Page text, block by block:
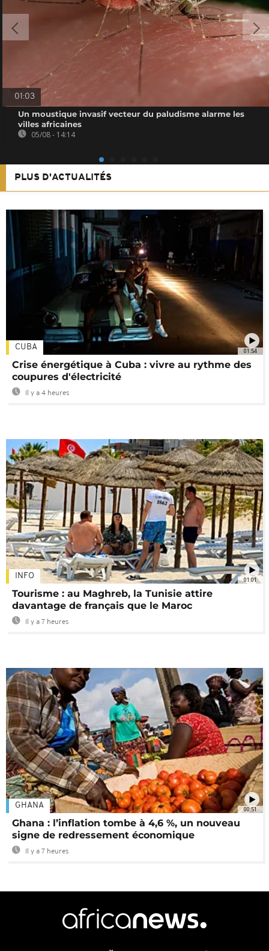
01:03
Un moustique invasif vecteur du paludisme alarme les
villes africaines
05/08 - 14:14
PLUS D'ACTUALITÉS
01:54
CUBA
Crise énergétique à Cuba : vivre au rythme des
coupures d'électricité
Il y a 4 heures
01:01
INFO
Tourisme : au Maghreb, la Tunisie attire
davantage de français que le Maroc
Il y a 7 heures
00:51
GHANA
Ghana : l’inflation tombe à 4,6 %, un nouveau
signe de redressement économique
Il y a 7 heures